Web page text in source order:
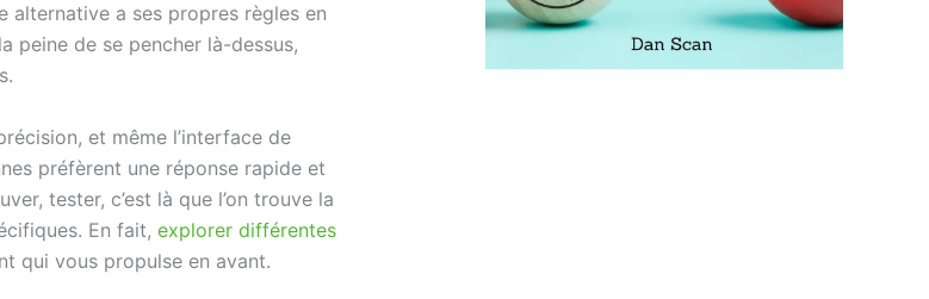
alternative a ses propres règles en
peine de se pencher là-dessus,
et même l’interface de
préfèrent une réponse rapide et
tester, c’est là que l’on trouve la
En fait, explorer différentes
qui vous propulse en avant.